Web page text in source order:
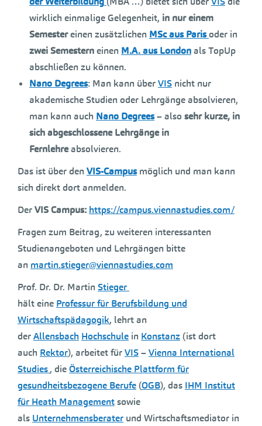
wirklich einmalige Gelegenheit, in nur einem
Semestereinen zusätzlichen MSc aus Parisoder in
zwei Semesterneinen M.A. aus Londonals TopUp
abschließen zu können.
Nano Degrees: Man kann überVIS nicht nur
akademische Studien oder Lehrgänge absolvieren,
man kann auch Nano Degrees– also sehr kurze, in
sich abgeschlossene Lehrgänge in
Fernlehreabsolvieren.
Das ist über den VIS-Campusmöglich und man kann
sich direkt dort anmelden.
DerVIS Campus: https://campus.viennastudies.com/
Fragen zum Beitrag, zu weiteren interessanten
Studienangeboten und Lehrgängen bitte
an martin.stieger@viennastudies.com
Prof. Dr. Dr. Martin Stieger
hält eine Professur für Berufsbildung und
Wirtschaftspädagogik, lehrt an
derAllensbach Hochschule in Konstanz (ist dort
auch Rektor), arbeitet fürVIS–Vienna International
Studies, dieÖsterreichische Plattform für
gesundheitsbezogene Berufe (OGB), das IHM Institut
für Heath Managementsowie
als Unternehmensberater und Wirtschaftsmediator in